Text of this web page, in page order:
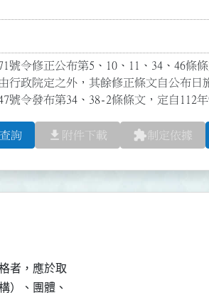
號令修正公布第5、10、11、34、46條
行政院定之外，其餘修正條文自公布日
號令發布第34、38-2條條文，定自112
詢 file_download 附件下載 extension制定依據
者，應於取
）、團體、